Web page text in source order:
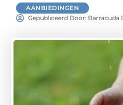
AANBIEDINGEN
Gepubliceerd Door: Barracuda